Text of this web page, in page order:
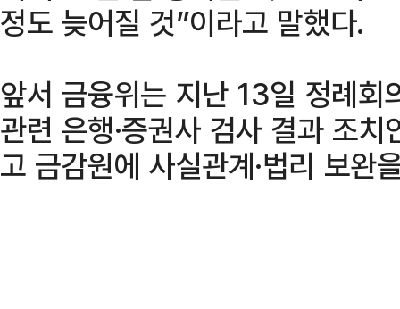
정도 늦어질 것”이라고 말했다.
앞서 금융위는 지난 13일 정례회
관련 은행·증권사 검사 결과 조
고 금감원에 사실관계·법리 보완